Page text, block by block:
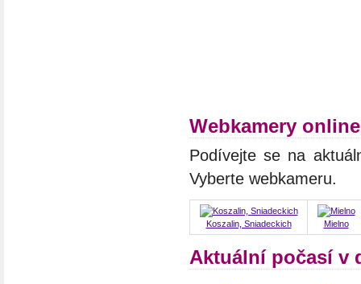
Webkamery
Podívejte se na
Vyberte webkameru.
Koszalin, Sniadeckich Mielno
Aktuální počasí v